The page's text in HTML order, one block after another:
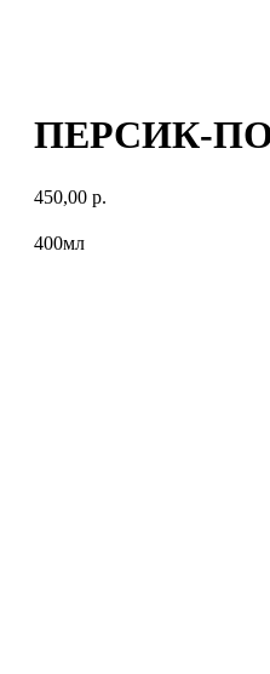
ПЕРСИК-
450,00 р.
400мл